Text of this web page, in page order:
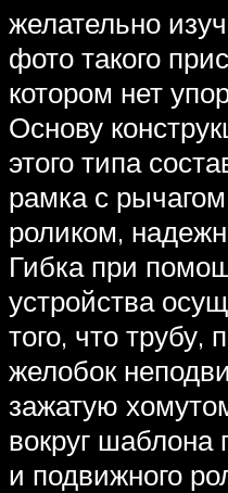
желательно
фото такого
котором нет
Основу
этого типа
рамка с
роликом,
Гибка при
устройства
того, что
желобок
зажатую
вокруг
и подвижного